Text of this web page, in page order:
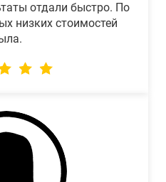
отдали быстро. По
низких стоимостей